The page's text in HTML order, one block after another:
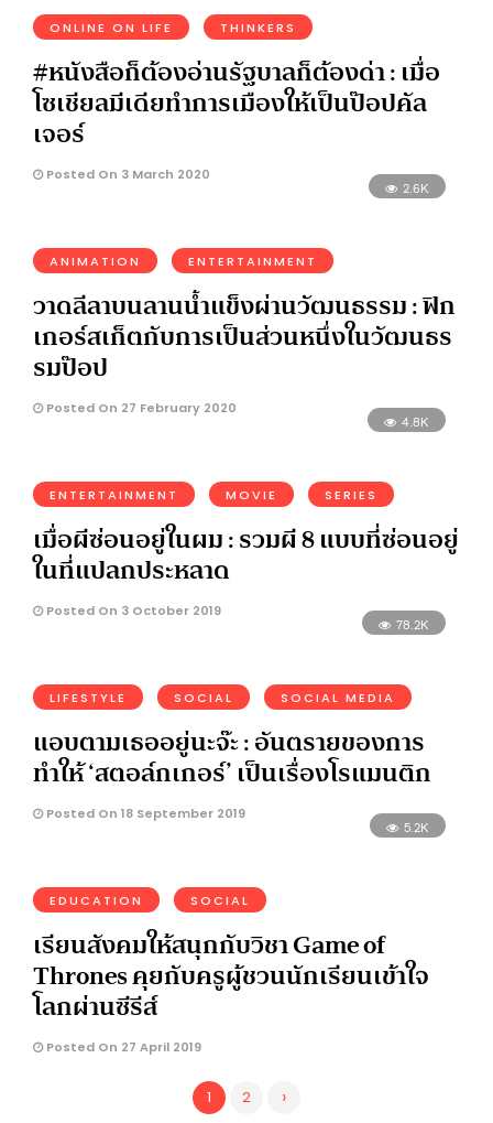
ONLINE ON LIFE THINKERS
#หนังสือก็ต้องอ่านรัฐบาลก็ต้องด่า : เมื่อ
โซเชียลมีเดียทำการเมืองให้เป็นป๊อปคัล
เจอร์
Posted On 3 March 2020
2.6K
ANIMATION ENTERTAINMENT
วาดลีลาบนลานน้ำแข็งผ่านวัฒนธรรม : ฟิก
เกอร์สเก็ตกับการเป็นส่วนหนึ่งในวัฒนธร
รมป๊อป
Posted On 27 February 2020
4.8K
ENTERTAINMENT MOVIE SERIES
เมื่อผีซ่อนอยู่ในผม : รวมผี 8 แบบที่ซ่อนอยู่
ในที่แปลกประหลาด
Posted On 3 October 2019
78.2K
LIFESTYLE SOCIAL SOCIAL MEDIA
แอบตามเธออยู่นะจ๊ะ : อันตรายของการ
ทำให้ ‘สตอล์กเกอร์’ เป็นเรื่องโรแมนติก
Posted On 18 September 2019
5.2K
EDUCATION SOCIAL
เรียนสังคมให้สนุกกับวิชา Game of
Thrones คุยกับครูผู้ชวนนักเรียนเข้าใจ
โลกผ่านซีรีส์
Posted On 27 April 2019
1 2 ›